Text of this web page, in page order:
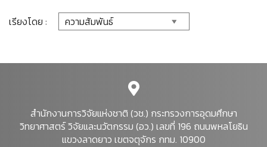
เรียงโดย :
สำนักงานการวิจัยแห่งชาติ (วช.) กระทรวงการอุดมศึกษา
วิทยาศาสตร์ วิจัยและนวัตกรรม (อว.) เลขที่ 196 ถนนพหลโยธิน
แขวงลาดยาว เขตจตุจักร กทม. 10900